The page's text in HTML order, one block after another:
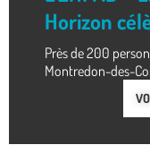
Horizon
Près de 200
Montredon-des-